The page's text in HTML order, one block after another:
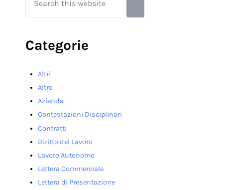
Categorie
Altri
Altro
Azienda
Contestazioni Disciplinari
Contratti
Diritto del Lavoro
Lavoro Autonomo
Lettera Commerciale
Lettera di Presentazione